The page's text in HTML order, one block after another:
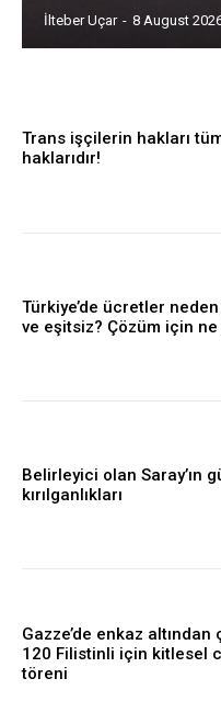
İlteber Uçar - 8 August
Trans işçilerin hakları
haklarıdır!
Türkiye’de ücretler
ve eşitsiz? Çözüm için ne
Belirleyici olan Saray’ın
kırılganlıkları
Gazze’de enkaz altından
120 Filistinli için kitlesel
töreni